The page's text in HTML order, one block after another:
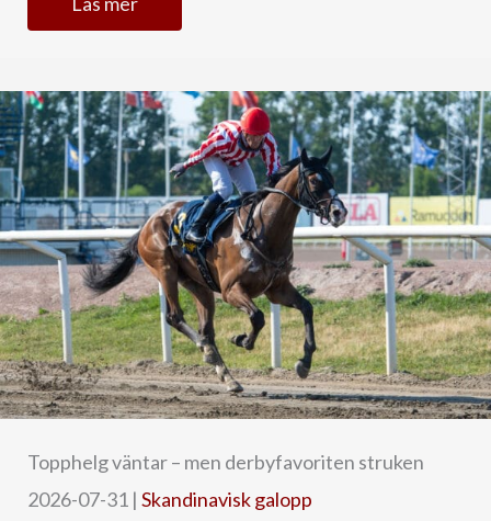
Topphelg väntar – men derbyfavoriten struken
2026-07-31 | Skandinavisk galopp